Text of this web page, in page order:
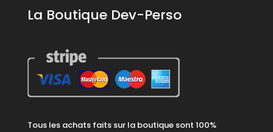
La Boutique Dev-Perso
Tous les achats faits sur la boutique sont 100%